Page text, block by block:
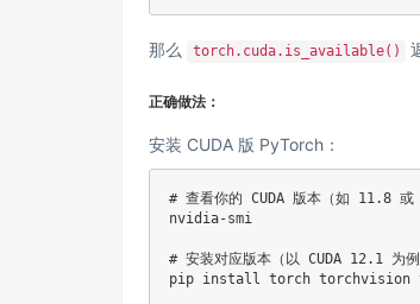
那么 torch.cuda.is_available()
正确做法：
安装 CUDA 版 PyTorch：
# 查看你的 CUDA 版本（如 11.8 或
nvidia-smi
# 安装对应版本（以 CUDA 12.1 为例
pip install